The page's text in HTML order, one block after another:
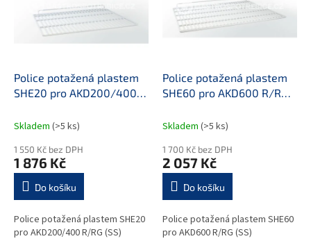
Police potažená plastem
SHE20 pro AKD200/400
Skladem (>5 ks)
1 550 Kč bez DPH
1 876 Kč
Do košíku
Police potažená plastem SHE20
pro AKD200/400 R/RG (SS)
Police potažená plastem
SHE60 pro AKD600 R/RG
Skladem (>5 ks)
1 700 Kč bez DPH
2 057 Kč
Do košíku
Police potažená plastem SHE60
pro AKD600 R/RG (SS)